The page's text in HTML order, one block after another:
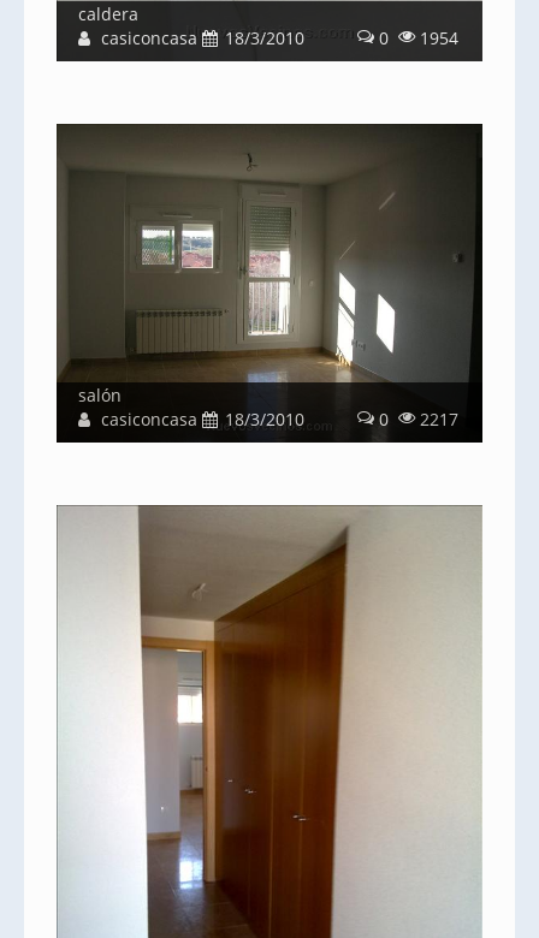
caldera
casiconcasa
18/3/2010 0 1954
salón
casiconcasa
18/3/2010 0 2217